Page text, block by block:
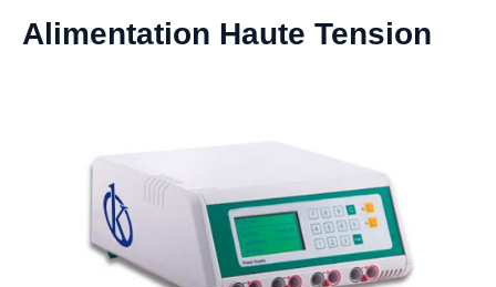
Alimentation Haute Tension